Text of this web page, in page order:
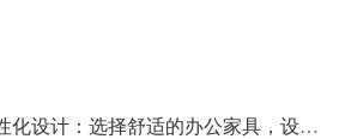
上海办公室设计：人性化设计：选择舒适的办公家具，设置休息区域，提升员工满意度